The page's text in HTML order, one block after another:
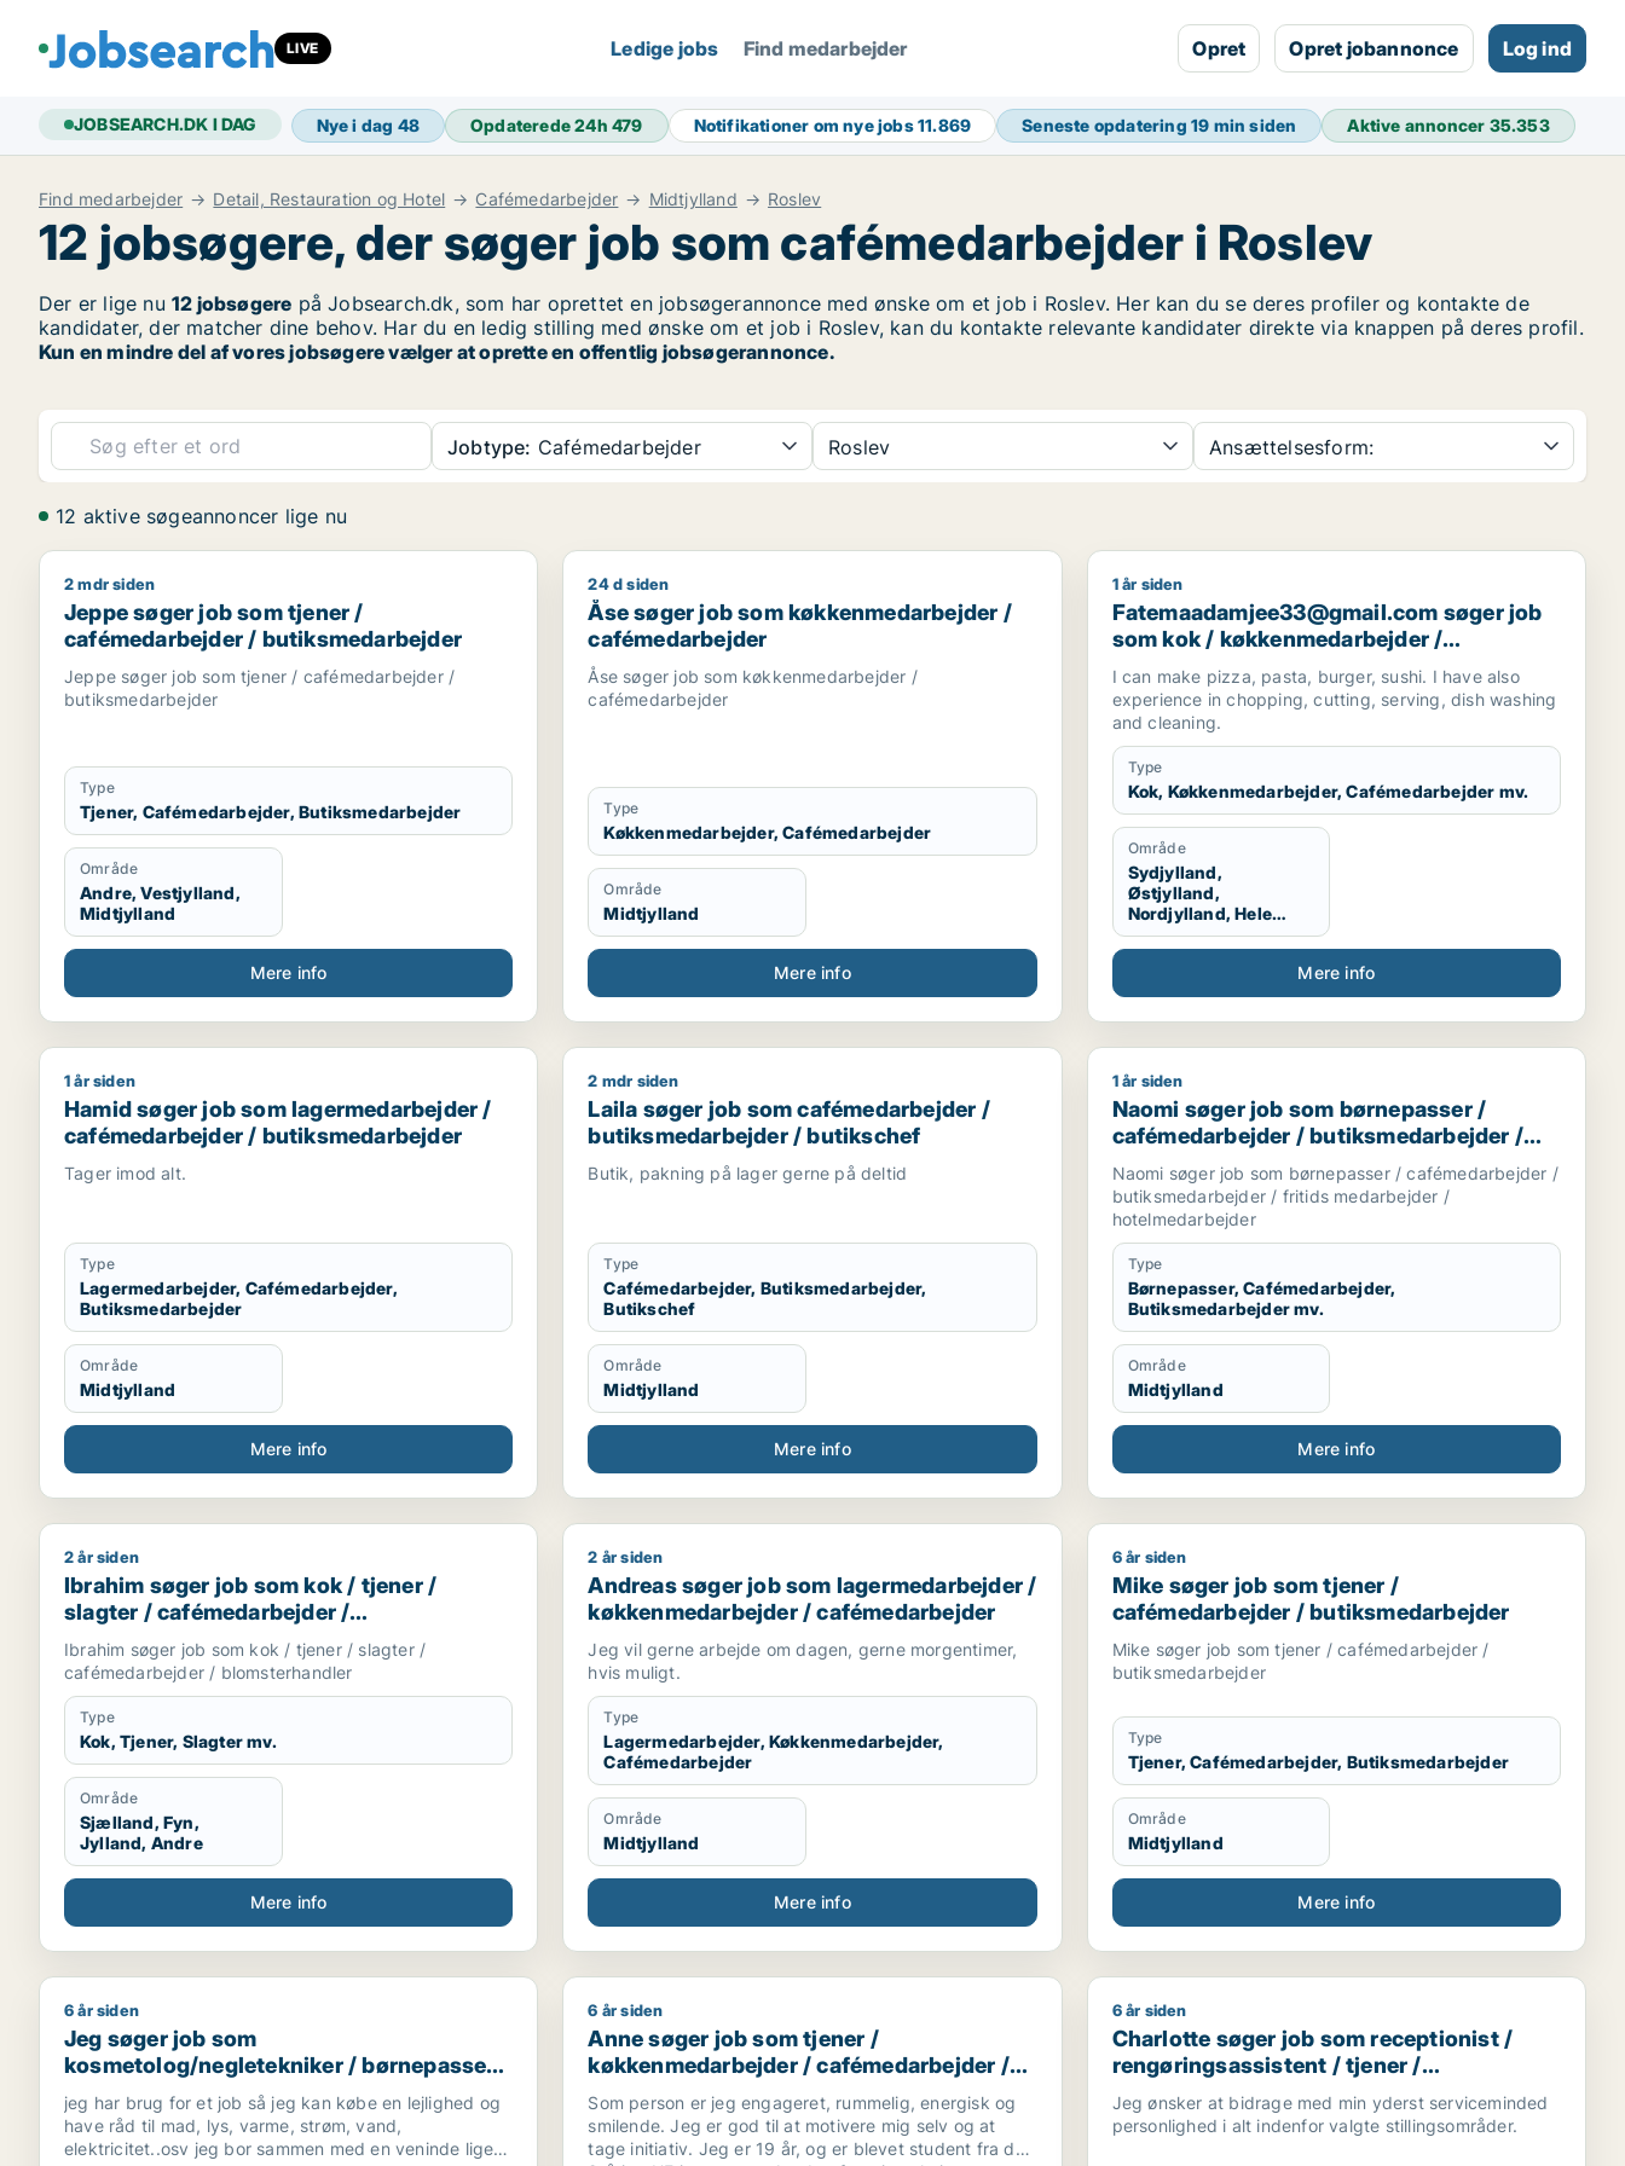
LIVE Ledige jobs Find medarbejder Opret Opret jobannonce Log ind
JOBSEARCH.DK I DAG Nye i dag 48 Opdaterede 24h479 Notifikationer om nye jobs11.869 Seneste opdatering19 min siden Aktive annoncer 35.353
Find medarbejder Detail, Restauration og Hotel Cafémedarbejder Midtjylland Roslev
12 jobsøgere, der søger job som cafémedarbejder i Roslev
Der er lige nu 12 jobsøgere på Jobsearch.dk, som har oprettet en jobsøgerannonce med ønske om et job i Roslev. Her kan du se deres profiler og kontakte de
kandidater, der matcher dine behov. Har du en ledig stilling med ønske om et job i Roslev, kan du kontakte relevante kandidater direkte via knappen på deres profil.
Kun en mindre del af vores jobsøgere vælger at oprette en offentlig jobsøgerannonce.
Jobtype: Cafémedarbejder Roslev Ansættelsesform:
12 aktive søgeannoncer lige nu
Jeppe søger job som tjener / cafémedarbejder / butiksmedarbejder
2 mdr siden
Jeppe søger job som tjener /
cafémedarbejder / butiksmedarbejder
Jeppe søger job som tjener / cafémedarbejder /
butiksmedarbejder
Type
Tjener, Cafémedarbejder, Butiksmedarbejder
Område
Andre, Vestjylland,
Midtjylland
Mere info
Åse søger job som køkkenmedarbejder / cafémedarbejder
24 d siden
Åse søger job som køkkenmedarbejder /
cafémedarbejder
Åse søger job som køkkenmedarbejder /
cafémedarbejder
Type
Køkkenmedarbejder, Cafémedarbejder
Område
Midtjylland
Mere info
Fatemaadamjee33@gmail.com søger job som kok /
1 år siden
Fatemaadamjee33@gmail.com søger job
som kok / køkkenmedarbejder /
cafémedarbejder / hotelmedarbejder
I can make pizza, pasta, burger, sushi. I have also
experience in chopping, cutting, serving, dish washing
and cleaning.
Type
Kok, Køkkenmedarbejder, Cafémedarbejder mv.
Område
Sydjylland,
Østjylland,
Nordjylland, Hele
Jylland, Vestjylland,
Midtjylland
Mere info
Hamid søger job som lagermedarbejder / cafémedarbejder / butiksmedarbejder
1 år siden
Hamid søger job som lagermedarbejder /
cafémedarbejder / butiksmedarbejder
Tager imod alt.
Type
Lagermedarbejder, Cafémedarbejder,
Butiksmedarbejder
Område
Midtjylland
Mere info
Laila søger job som cafémedarbejder / butiksmedarbejder / butikschef
2 mdr siden
Laila søger job som cafémedarbejder /
butiksmedarbejder / butikschef
Butik, pakning på lager gerne på deltid
Type
Cafémedarbejder, Butiksmedarbejder,
Butikschef
Område
Midtjylland
Mere info
Naomi søger job som børnepasser /
1 år siden
Naomi søger job som børnepasser /
cafémedarbejder / butiksmedarbejder /
fritids medarbejder / hotelmedarbejder
Naomi søger job som børnepasser / cafémedarbejder /
butiksmedarbejder / fritids medarbejder /
hotelmedarbejder
Type
Børnepasser, Cafémedarbejder,
Butiksmedarbejder mv.
Område
Midtjylland
Mere info
Ibrahim søger job som kok / tjener / slagter / cafémedarbejder / blomsterhandler
2 år siden
Ibrahim søger job som kok / tjener /
slagter / cafémedarbejder /
blomsterhandler
Ibrahim søger job som kok / tjener / slagter /
cafémedarbejder / blomsterhandler
Type
Kok, Tjener, Slagter mv.
Område
Sjælland, Fyn,
Jylland, Andre
Mere info
Andreas søger job som lagermedarbejder / køkkenmedarbejder / cafémedarbejder
2 år siden
Andreas søger job som lagermedarbejder /
køkkenmedarbejder / cafémedarbejder
Jeg vil gerne arbejde om dagen, gerne morgentimer,
hvis muligt.
Type
Lagermedarbejder, Køkkenmedarbejder,
Cafémedarbejder
Område
Midtjylland
Mere info
Mike søger job som tjener / cafémedarbejder /
6 år siden
Mike søger job som tjener /
cafémedarbejder / butiksmedarbejder
Mike søger job som tjener / cafémedarbejder /
butiksmedarbejder
Type
Tjener, Cafémedarbejder, Butiksmedarbejder
Område
Midtjylland
Mere info
Jeg søger job som kosmetolog/negletekniker / børnepasser / cafémedarbejder / blomsterhandler / fritids medarbejder
6 år siden
Jeg søger job som
kosmetolog/negletekniker / børnepasser /
cafémedarbejder / blomsterhandler /
fritids medarbejder
jeg har brug for et job så jeg kan købe en lejlighed og
have råd til mad, lys, varme, strøm, vand,
elektricitet..osv jeg bor sammen med en veninde lige
Anne søger job som tjener / køkkenmedarbejder / cafémedarbejder / butiksmedarbejder / blomsterhandler
6 år siden
Anne søger job som tjener /
køkkenmedarbejder / cafémedarbejder /
butiksmedarbejder / blomsterhandler
Som person er jeg engageret, rummelig, energisk og
smilende. Jeg er god til at motivere mig selv og at
tage initiativ. Jeg er 19 år, og er blevet student fra den
Charlotte søger job som receptionist /
6 år siden
Charlotte søger job som receptionist /
rengøringsassistent / tjener /
køkkenmedarbejder / cafémedarbejder
Jeg ønsker at bidrage med min yderst serviceminded
personlighed i alt indenfor valgte stillingsområder.